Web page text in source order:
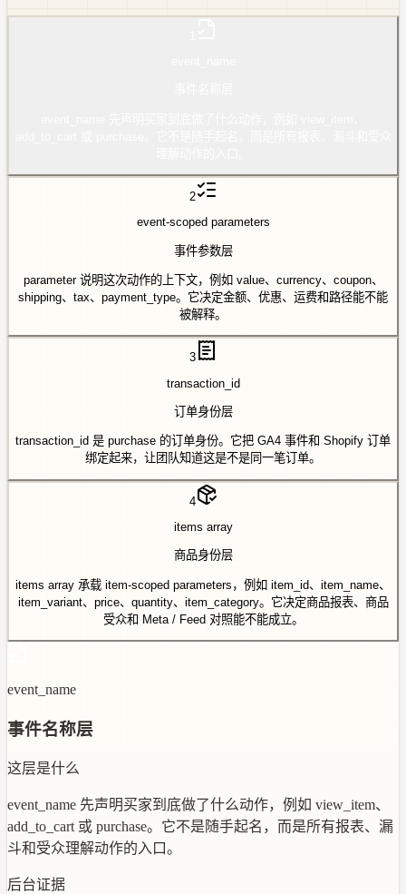
2
event-scoped parameters
事件参数层
parameter 说明这次动作的上下文，例如 value、currency、coupon、
shipping、tax、payment_type。它决定金额、优惠、运费和路径能不能
被解释。
3
transaction_id
订单身份层
transaction_id 是 purchase 的订单身份。它把 GA4 事件和 Shopify 订单
绑定起来，让团队知道这是不是同一笔订单。
4
items array
商品身份层
items array 承载 item-scoped parameters，例如 item_id、item_name、
item_variant、price、quantity、item_category。它决定商品报表、商品
受众和 Meta / Feed 对照能不能成立。
event_name
事件名称层
这层是什么
event_name 先声明买家到底做了什么动作，例如 view_item、
add_to_cart 或 purchase。它不是随手起名，而是所有报表、漏
斗和受众理解动作的入口。
后台证据